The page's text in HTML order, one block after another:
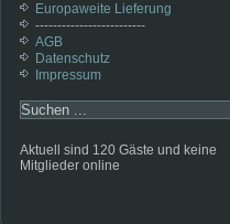
Europaweite Lieferung
-------------------------
AGB
Datenschutz
Impressum
Aktuell sind 120 Gäste und keine
Mitglieder online